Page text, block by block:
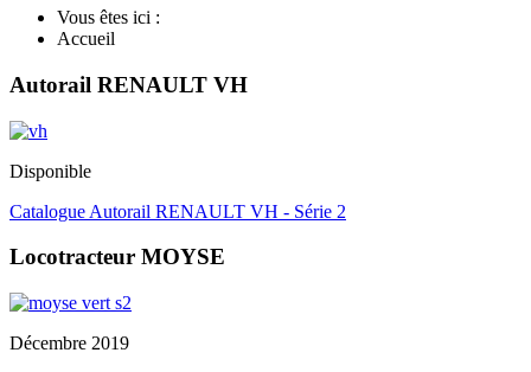
Vous êtes ici :
Accueil
Autorail RENAULT VH
Disponible
Catalogue Autorail RENAULT VH - Série 2
Locotracteur MOYSE
Décembre 2019